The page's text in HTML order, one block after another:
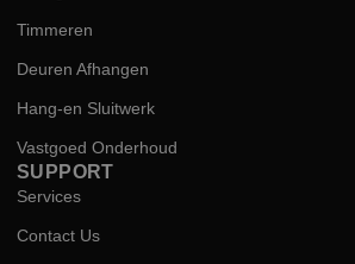
Timmeren
Deuren Afhangen
Hang-en Sluitwerk
Vastgoed Onderhoud
SUPPORT
Services
Contact Us